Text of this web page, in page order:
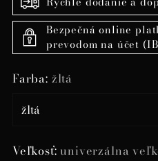
Bezpečná online
prevodom na účet
Farba: žltá
Veľkosť: univerzálna